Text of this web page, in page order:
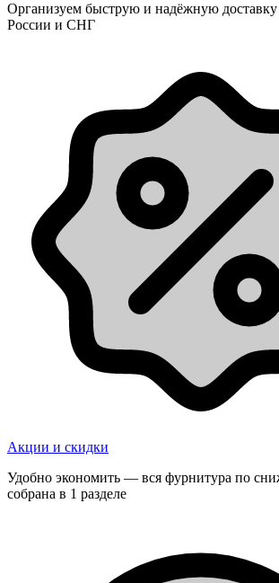
Организуем быструю и надёжную
России и СНГ
Акции и скидки
Удобно экономить — вся фурнитура по
собрана в 1 разделе